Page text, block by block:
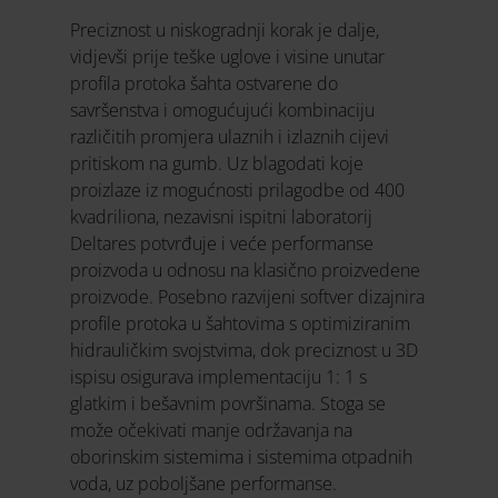
Preciznost u niskogradnji korak je dalje,
vidjevši prije teške uglove i visine unutar
profila protoka šahta ostvarene do
savršenstva i omogućujući kombinaciju
različitih promjera ulaznih i izlaznih cijevi
pritiskom na gumb. Uz blagodati koje
proizlaze iz mogućnosti prilagodbe od 400
kvadriliona, nezavisni ispitni laboratorij
Deltares potvrđuje i veće performanse
proizvoda u odnosu na klasično proizvedene
proizvode. Posebno razvijeni softver dizajnira
profile protoka u šahtovima s optimiziranim
hidrauličkim svojstvima, dok preciznost u 3D
ispisu osigurava implementaciju 1: 1 s
glatkim i bešavnim površinama. Stoga se
može očekivati manje održavanja na
oborinskim sistemima i sistemima otpadnih
voda, uz poboljšane performanse.